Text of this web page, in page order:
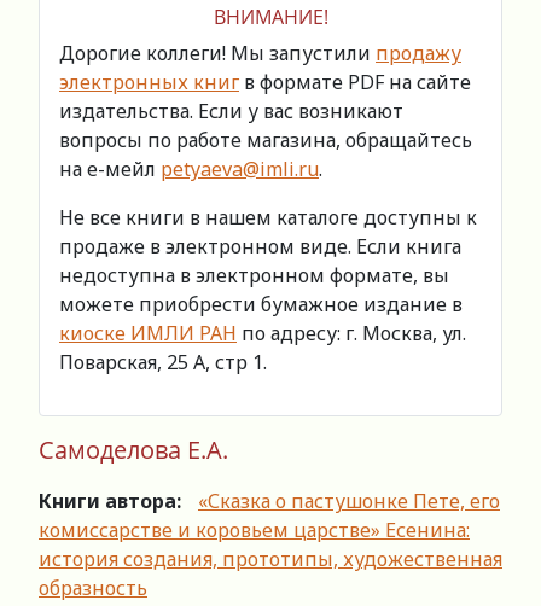
ВНИМАНИЕ!
Дорогие коллеги! Мы запустили продажу
электронных книг в формате PDF на сайте
издательства. Если у вас возникают
вопросы по работе магазина, обращайтесь
на е-мейл petyaeva@imli.ru.
Не все книги в нашем каталоге доступны к
продаже в электронном виде. Если книга
недоступна в электронном формате, вы
можете приобрести бумажное издание в
киоске ИМЛИ РАН по адресу: г. Москва, ул.
Поварская, 25 А, стр 1.
Самоделова Е.А.
Книги автора:
«Сказка о пастушонке Пете, его
комиссарстве и коровьем царстве» Есенина:
история создания, прототипы, художественная
образность